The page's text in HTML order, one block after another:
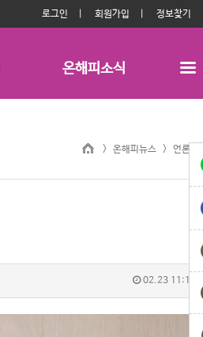
로그인 회원가입 정보찾기
온해피소식
> 온해피뉴스 > 언론보도
02.23 11:17